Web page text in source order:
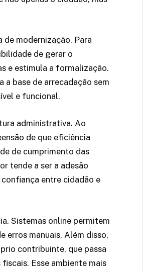
modernização. Para
de gerar o
e estimula a formalização.
base de arrecadação sem
e funcional.
administrativa. Ao
de que eficiência
de cumprimento das
tende a ser a adesão
entre cidadão e
Sistemas online permitem
erros manuais. Além disso,
contribuinte, que passa
Esse ambiente mais